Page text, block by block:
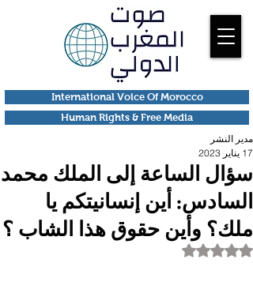
Human Rights & Free Media
International Voice Of Morocco
سؤال الساعة إلى الملك محمد
السادس: أين إنسانيتكم يا
ملك؟ وأين حقوق هذا الشاب ؟
مدير النشر
17 يناير 2023
تم التقييم بـ ليس رقمًا من أصل 5 نجوم.